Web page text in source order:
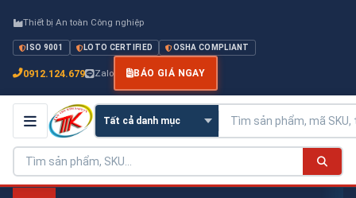
Thiết bị An toàn Công nghiệp
ISO 9001 LOTO CERTIFIED OSHA COMPLIANT
0912.124.679 Zalo BÁO GIÁ NGAY